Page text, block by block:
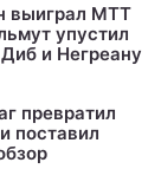
выиграл МТТ
упустил
и Негреану
превратил
поставил